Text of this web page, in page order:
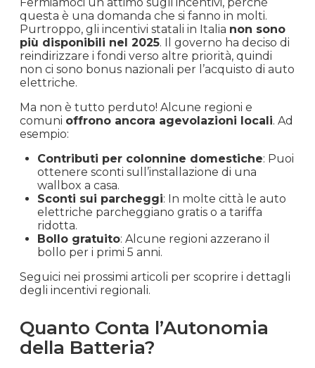
questa è una domanda che si fanno in molti.
Purtroppo, gli incentivi statali in Italia non sono
più disponibili nel 2025. Il governo ha deciso di
reindirizzare i fondi verso altre priorità, quindi
non ci sono bonus nazionali per l’acquisto di auto
elettriche.
Ma non è tutto perduto! Alcune regioni e
comuni offrono ancora agevolazioni locali. Ad
esempio:
Contributi per colonnine domestiche: Puoi
ottenere sconti sull’installazione di una
wallbox a casa.
Sconti sui parcheggi: In molte città le auto
elettriche parcheggiano gratis o a tariffa
ridotta.
Bollo gratuito: Alcune regioni azzerano il
bollo per i primi 5 anni.
Seguici nei prossimi articoli per scoprire i dettagli
degli incentivi regionali.
Quanto Conta l’Autonomia
della Batteria?